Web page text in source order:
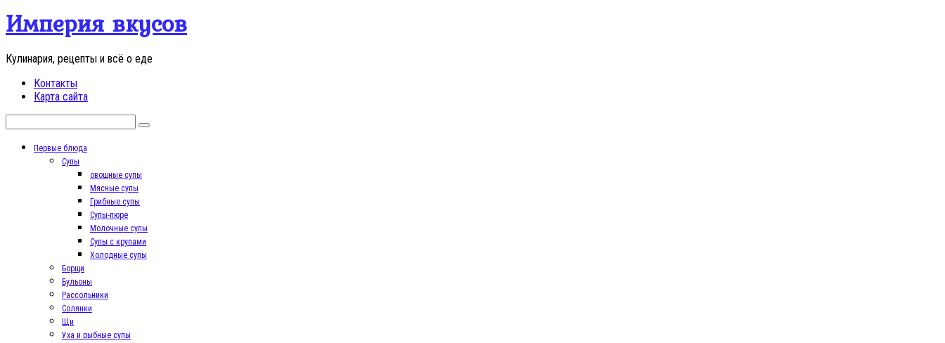
Перейти
контенту
Империя вкусов
Кулинария, рецепты и всё о еде
Контакты
Карта сайта
Первые блюда
Супы
овощные супы
Мясные супы
Грибные супы
Супы-пюре
Молочные супы
Супы с крупами
Холодные супы
Борщи
Бульоны
Рассольники
Солянки
Щи
Уха и рыбные супы